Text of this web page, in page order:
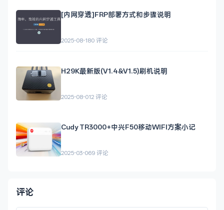
[内网穿透]FRP部署方式和步骤说明
2025-08-180 评论
H29K最新版(V1.4&V1.5)刷机说明
2025-08-012 评论
Cudy TR3000+中兴F50移动WIFI方案小记
2025-03-069 评论
评论